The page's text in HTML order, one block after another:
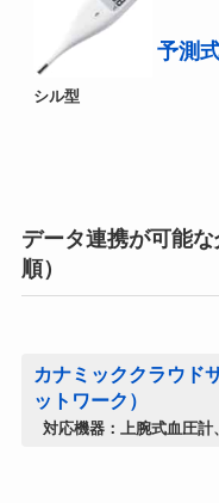
予測
シル型
データ連携が可能
順）
カナミッククラウド
ットワーク）
対応機器：上腕式血圧